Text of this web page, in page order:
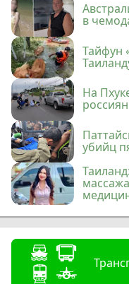
в
Тайфун
На
убийц